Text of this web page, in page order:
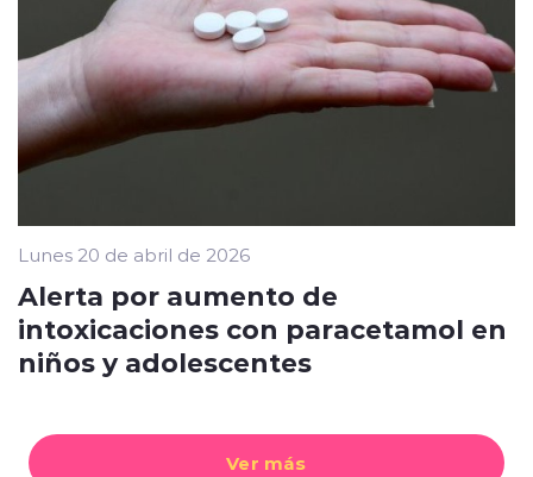
Ver más
Lunes 20 de abril de 2026
Alerta por aumento de
intoxicaciones con paracetamol en
niños y adolescentes